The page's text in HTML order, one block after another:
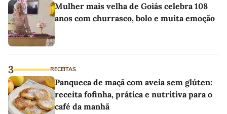
Mulher mais velha de Goiás celebra 108
anos com churrasco, bolo e muita emoção
3 RECEITAS
Panqueca de maçã com aveia sem glúten:
receita fofinha, prática e nutritiva para o
café da manhã